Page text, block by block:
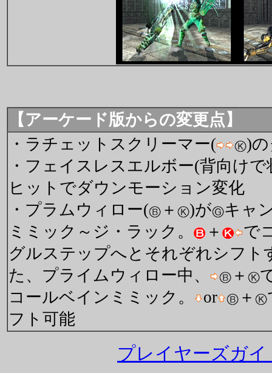
【アーケード版からの変更点】
・ラチェットスクリーマー(
)
・フェイスレスエルボー(背向けで
ヒットでダウンモーション変化
・プラムウィロー(
＋ )が
キャ
ミミック～ジ・ラック。
＋
で
グルステップへとそれぞれシフト
た、プライムウィロー中、
＋
コールベインミミック。
or ＋
フト可能
プレイヤーズガ